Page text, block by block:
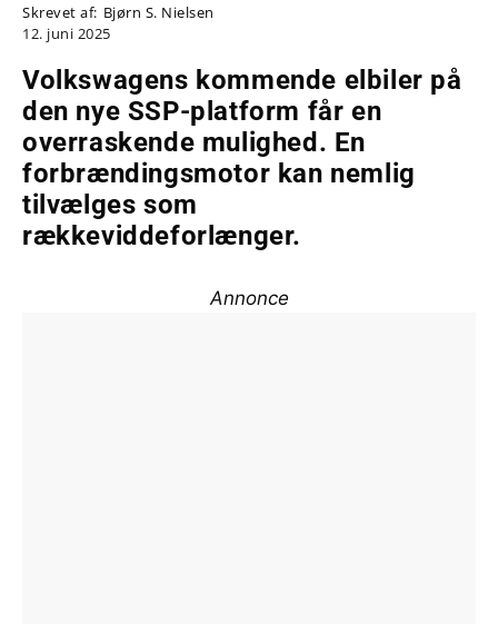
Skrevet af: Bjørn S. Nielsen
12. juni 2025
Volkswagens kommende elbiler på
den nye SSP-platform får en
overraskende mulighed. En
forbrændingsmotor kan nemlig
tilvælges som
rækkeviddeforlænger.
Annonce